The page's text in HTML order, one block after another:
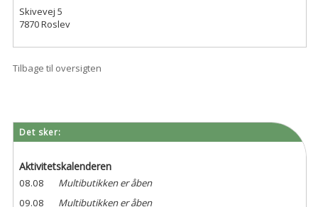
Skivevej 5
7870 Roslev
Tilbage til oversigten
Det sker:
Aktivitetskalenderen
08.08
Multibutikken er åben
09.08
Multibutikken er åben